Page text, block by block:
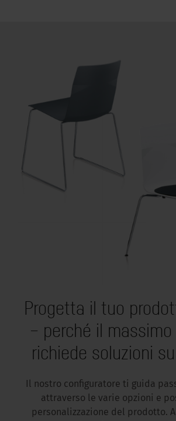
Progetta il tuo
– perché il
richiede soluzioni
Il nostro configuratore ti guida
attraverso le varie opzioni e
personalizzazione del prodotto.